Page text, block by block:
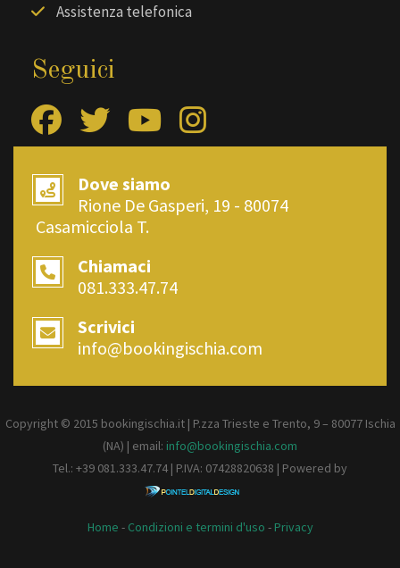
Assistenza telefonica
Seguici
Dove siamo
Rione De Gasperi, 19 - 80074
Casamicciola T.
Chiamaci
081.333.47.74
Scrivici
info@bookingischia.com
Copyright © 2015 bookingischia.it | P.zza Trieste e Trento, 9 – 80077 Ischia
(NA) | email: info@bookingischia.com
Tel.: +39 081.333.47.74 | P.IVA: 07428820638 | Powered by
Home - Condizioni e termini d'uso - Privacy